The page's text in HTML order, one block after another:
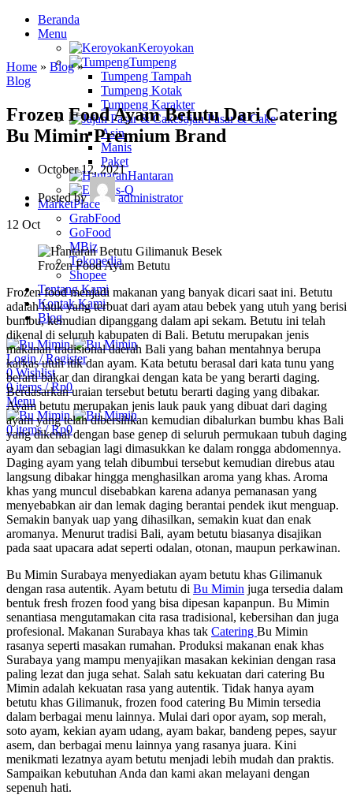
Beranda
Menu
Keroyokan
Tumpeng
Tumpeng Tampah
Tumpeng Kotak
Tumpeng Karakter
Jajan Pasar & Cake
Asin
Manis
Paket
Hantaran
Es-Q
MarketPlace
GrabFood
GoFood
MBiz
Tokopedia
Shopee
Tentang Kami
Kontak Kami
Blog
Login / Register
0Wishlist
0items / Rp0
Menu
0items / Rp0
Home » Blog»
Blog
Frozen Food Ayam Betutu Dari Catering
Bu Mimin Premium Brand
October 12, 2021
Posted by
administrator
12 Oct
Frozen Food Ayam Betutu
Frozen food menjadi makanan yang banyak dicari saat ini. Betutu
adalah lauk yang terbuat dari ayam atau bebek yang utuh yang berisi
bumbu, kemudian dipanggang dalam api sekam. Betutu ini telah
dikenal di seluruh kabupaten di Bali. Betutu merupakan jenis
makanan tradisional daerah Bali yang bahan mentahnya berupa
karkas utuh itik dan ayam. Kata betutu berasal dari kata tunu yang
berarti bakar dan dirangkai dengan kata be yang berarti daging.
Berdasarkan uraian tersebut betutu berarti daging yang dibakar.
Ayam betutu merupakan jenis lauk pauk yang dibuat dari daging
ayam yang telah dibersihkan kemudian dibalurkan bumbu khas Bali
yang dikenal dengan base genep di seluruh permukaan tubuh daging
ayam dan sebagian lagi dimasukkan ke dalam rongga abdomennya.
Daging ayam yang telah dibumbui tersebut kemudian direbus atau
langsung dibakar hingga menghasilkan aroma yang khas. Aroma
khas yang muncul disebabkan karena adanya pemanasan yang
menyebabkan air dan lemak daging berantai pendek ikut menguap.
Semakin banyak uap yang dihasilkan, semakin kuat dan enak
aromanya. Menurut tradisi Bali, ayam betutu biasanya disajikan
pada saat upacara adat seperti odalan, otonan, maupun perkawinan.
Bu Mimin Surabaya menyediakan ayam betutu khas Gilimanuk
dengan rasa autentik. Ayam betutu di Bu Mimin juga tersedia dalam
bentuk fresh frozen food yang bisa dipesan kapanpun. Bu Mimin
senantiasa mengutamakan cita rasa tradisional, kebersihan dan juga
profesional. Makanan Surabaya khas tak Catering Bu Mimin
rasanya seperti masakan rumahan. Produksi makanan enak khas
Surabaya yang mampu menyajikan masakan kekinian dengan rasa
paling lezat dan juga sehat. Salah satu kekuatan dari catering Bu
Mimin adalah kekuatan rasa yang autentik. Tidak hanya ayam
betutu khas Gilimanuk, frozen food catering Bu Mimin tersedia
dalam berbagai menu lainnya. Mulai dari opor ayam, sop merah,
soto ayam, kekian ayam udang, ayam bakar, bandeng pepes, sayur
asem, dan berbagai menu lainnya yang rasanya juara. Kini
menikmati lezatnya ayam betutu menjadi lebih mudah dan praktis.
Sampaikan kebutuhan Anda dan kami akan melayani dengan
sepenuh hati.